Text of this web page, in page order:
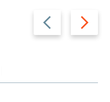
Назад Вперед